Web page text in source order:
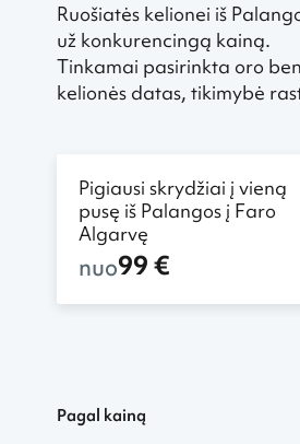
Ruošiatės kelionei iš
už konkurencingą kainą.
Tinkamai pasirinkta oro
kelionės datas, tikimybė
Pigiausi skrydžiai į vieną
pusę iš Palangos į Faro
Algarvę
nuo99 €
Pagal kainą